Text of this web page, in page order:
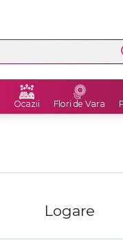
Ocazii Flori de Vara
Logare